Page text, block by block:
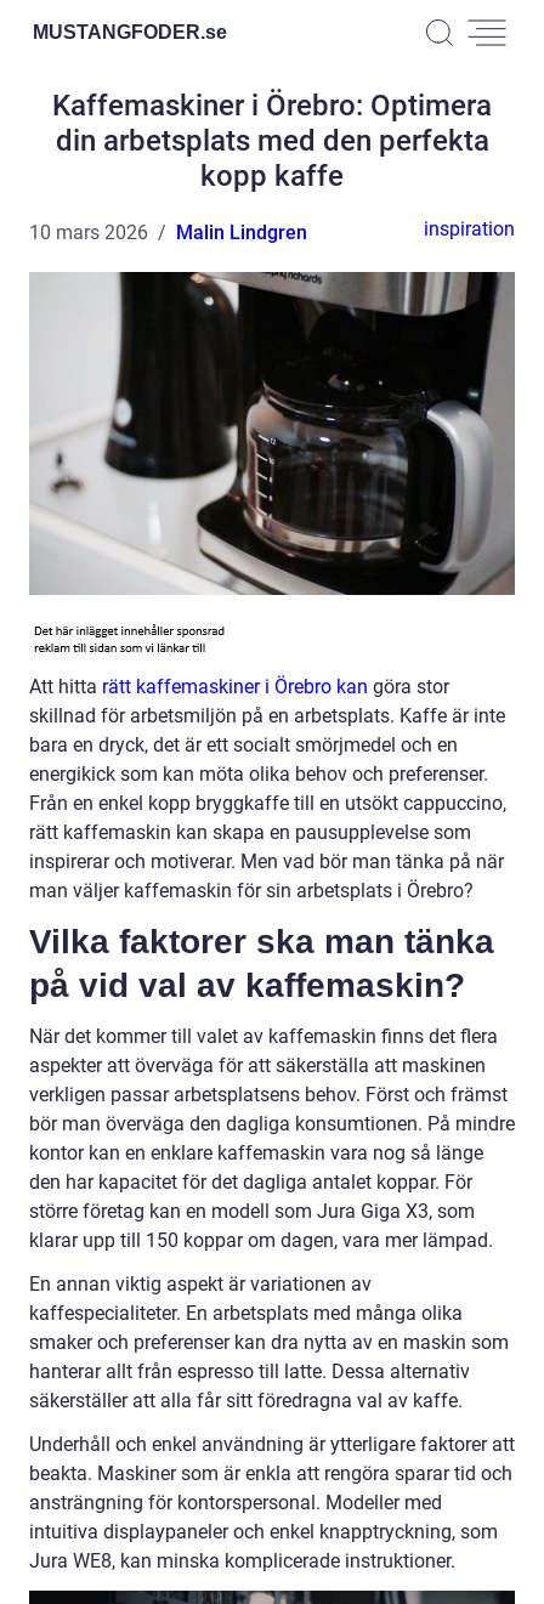
MUSTANGFODER.se
Kaffemaskiner i Örebro: Optimera
din arbetsplats med den perfekta
kopp kaffe
10 mars 2026 Malin Lindgren inspiration
Att hitta rätt kaffemaskiner i Örebro kan göra stor
skillnad för arbetsmiljön på en arbetsplats. Kaffe är inte
bara en dryck, det är ett socialt smörjmedel och en
energikick som kan möta olika behov och preferenser.
Från en enkel kopp bryggkaffe till en utsökt cappuccino,
rätt kaffemaskin kan skapa en pausupplevelse som
inspirerar och motiverar. Men vad bör man tänka på när
man väljer kaffemaskin för sin arbetsplats i Örebro?
Vilka faktorer ska man tänka
på vid val av kaffemaskin?
När det kommer till valet av kaffemaskin finns det flera
aspekter att överväga för att säkerställa att maskinen
verkligen passar arbetsplatsens behov. Först och främst
bör man överväga den dagliga konsumtionen. På mindre
kontor kan en enklare kaffemaskin vara nog så länge
den har kapacitet för det dagliga antalet koppar. För
större företag kan en modell som Jura Giga X3, som
klarar upp till 150 koppar om dagen, vara mer lämpad.
En annan viktig aspekt är variationen av
kaffespecialiteter. En arbetsplats med många olika
smaker och preferenser kan dra nytta av en maskin som
hanterar allt från espresso till latte. Dessa alternativ
säkerställer att alla får sitt föredragna val av kaffe.
Underhåll och enkel användning är ytterligare faktorer att
beakta. Maskiner som är enkla att rengöra sparar tid och
ansträngning för kontorspersonal. Modeller med
intuitiva displaypaneler och enkel knapptryckning, som
Jura WE8, kan minska komplicerade instruktioner.